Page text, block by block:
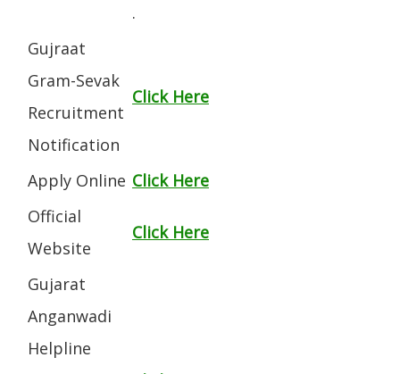
.
Gujraat
Gram-Sevak
Recruitment
Notification
Click Here
Apply Online Click Here
Official
Website
Click Here
Gujarat
Anganwadi
Helpline